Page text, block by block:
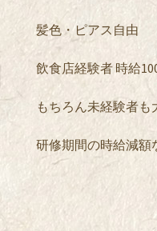
髪色・ピアス自由
飲食店経験者 時給
もちろん未経験者も
研修期間の時給減額